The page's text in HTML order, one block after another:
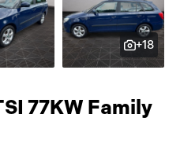
Pracovní stroje
Náhradní díly
Příslušenství
Auto a život
Videa
+18
77KW Family